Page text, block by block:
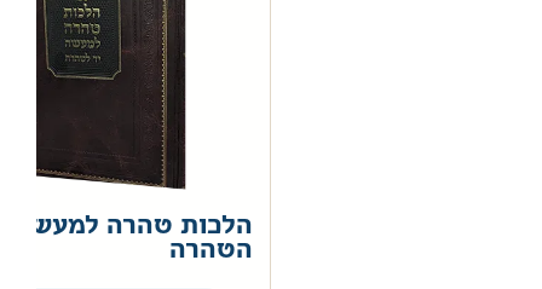
הלכות טהרה למעשה
הטהרה